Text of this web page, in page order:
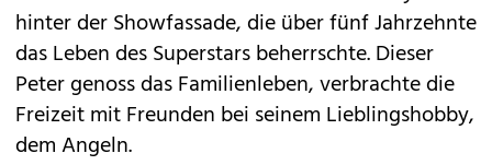
hinter der Showfassade, die über fünf Jahrzehnte
das Leben des Superstars beherrschte. Dieser
Peter genoss das Familienleben, ­verbrachte die
Freizeit mit Freunden bei seinem Lieblingshobby,
dem Angeln.